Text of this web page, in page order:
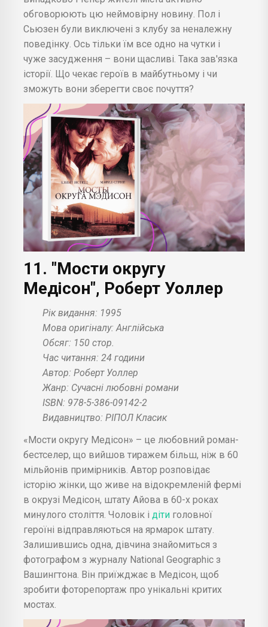
обговорюють цю неймовірну новину. Пол і
Сьюзен були виключені з клубу за неналежну
поведінку. Ось тільки їм все одно на чутки і
чуже засудження – вони щасливі. Така зав'язка
історії. Що чекає героїв в майбутньому і чи
зможуть вони зберегти своє почуття?
11. "Мости округу
Медісон", Роберт Уоллер
Рік видання: 1995
Мова оригіналу: Англійська
Обсяг: 150 стор.
Час читання: 24 години
Автор: Роберт Уоллер
Жанр: Сучасні любовні романи
ISBN: 978-5-386-09142-2
Видавництво: РІПОЛ Класик
«Мости округу Медісон» – це любовний роман-
бестселер, що вийшов тиражем більш, ніж в 60
мільйонів примірників. Автор розповідає
історію жінки, що живе на відокремленій фермі
в окрузі Медісон, штату Айова в 60-х роках
минулого століття. Чоловік і діти головної
героїні відправляються на ярмарок штату.
Залишившись одна, дівчина знайомиться з
фотографом з журналу National Geographic з
Вашингтона. Він приїжджає в Медісон, щоб
зробити фоторепортаж про унікальні критих
мостах.